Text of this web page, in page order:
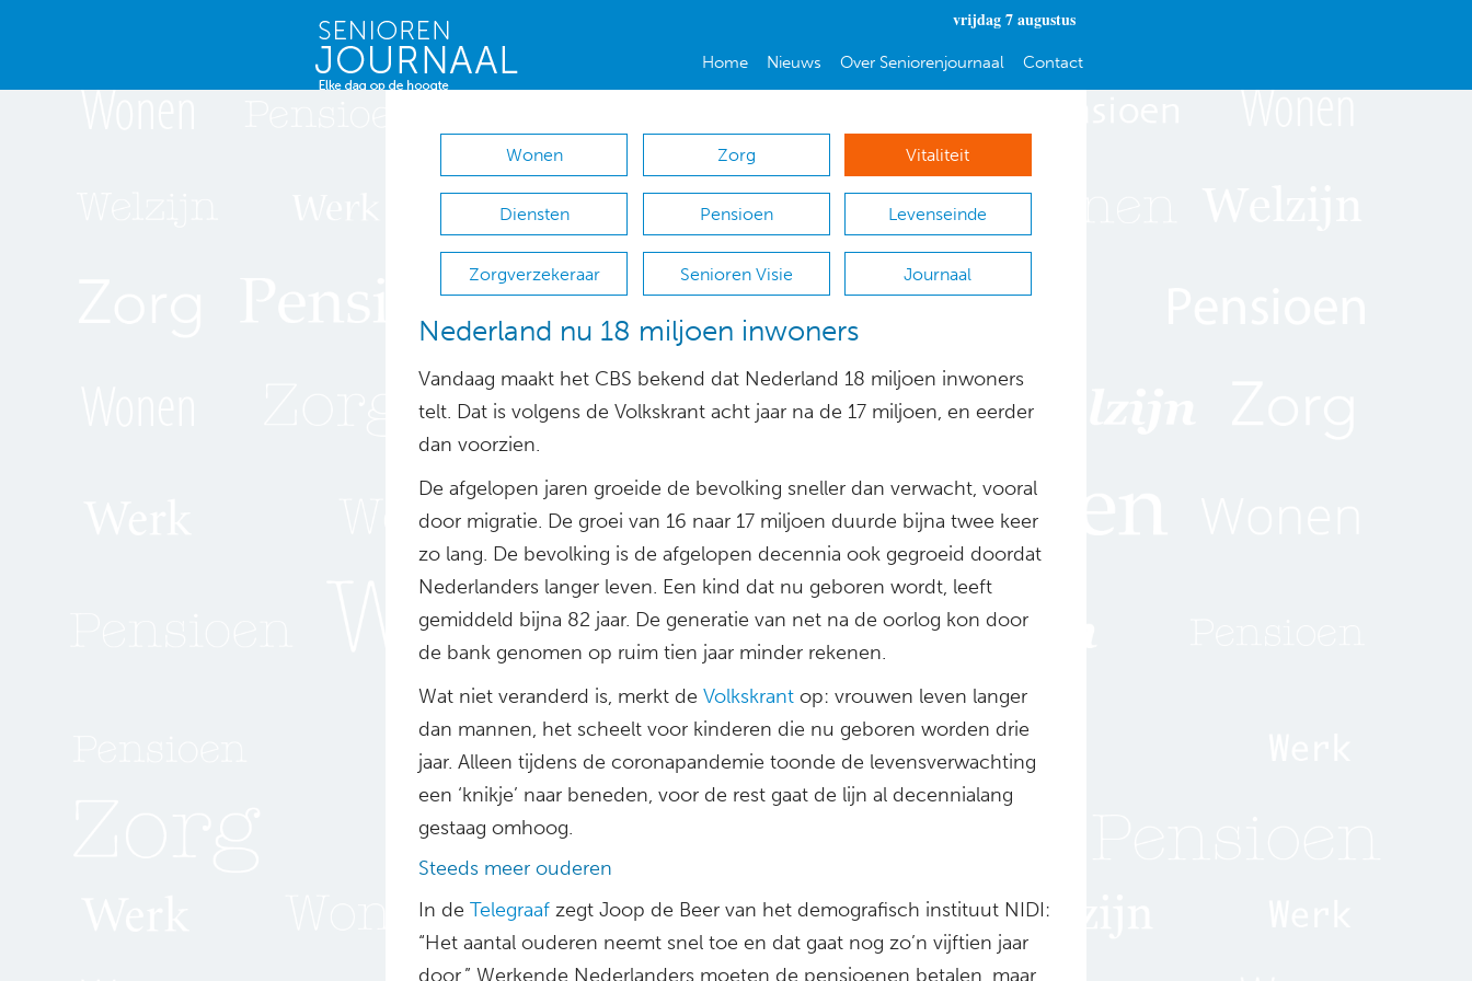
vrijdag 7 augustus
Home Nieuws Over Seniorenjournaal Contact
Wonen Zorg Vitaliteit
Diensten Pensioen Levenseinde
Zorgverzekeraar Senioren Visie Journaal
Nederland nu 18 miljoen inwoners
Vandaag maakt het CBS bekend dat Nederland 18 miljoen inwoners
telt. Dat is volgens de Volkskrant acht jaar na de 17 miljoen, en eerder
dan voorzien.
De afgelopen jaren groeide de bevolking sneller dan verwacht, vooral
door migratie. De groei van 16 naar 17 miljoen duurde bijna twee keer
zo lang. De bevolking is de afgelopen decennia ook gegroeid doordat
Nederlanders langer leven. Een kind dat nu geboren wordt, leeft
gemiddeld bijna 82 jaar. De generatie van net na de oorlog kon door
de bank genomen op ruim tien jaar minder rekenen.
Wat niet veranderd is, merkt de Volkskrant op: vrouwen leven langer
dan mannen, het scheelt voor kinderen die nu geboren worden drie
jaar. Alleen tijdens de coronapandemie toonde de levensverwachting
een ‘knikje’ naar beneden, voor de rest gaat de lijn al decennialang
gestaag omhoog.
Steeds meer ouderen
In de Telegraaf zegt Joop de Beer van het demografisch instituut NIDI:
“Het aantal ouderen neemt snel toe en dat gaat nog zo’n vijftien jaar
door.” Werkende Nederlanders moeten de pensioenen betalen, maar